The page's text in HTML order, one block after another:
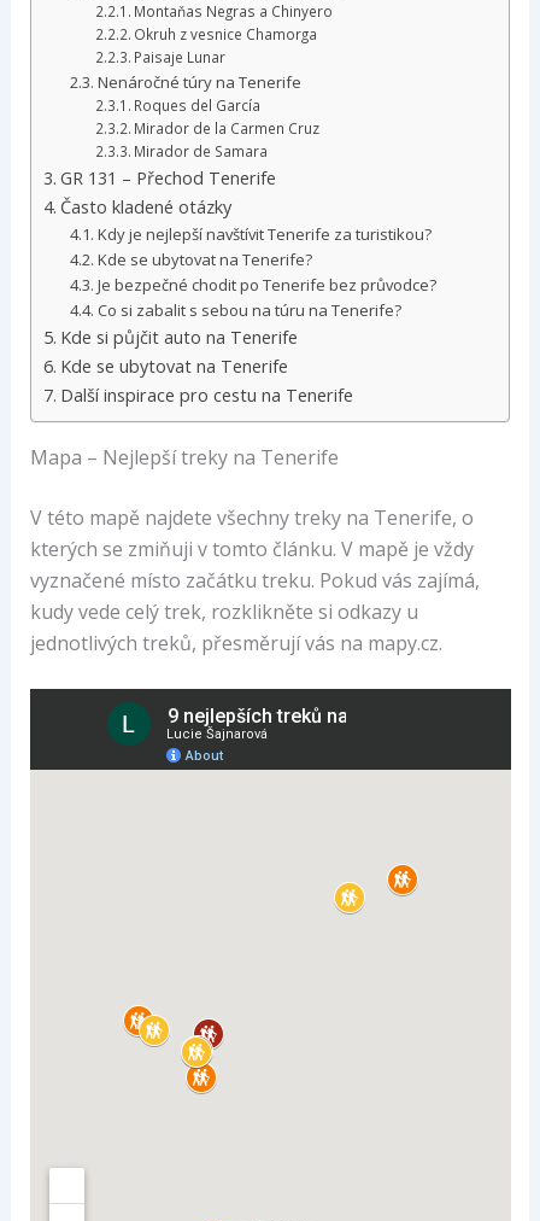
Montaňas Negras a Chinyero
Okruh z vesnice Chamorga
Paisaje Lunar
Nenáročné túry na Tenerife
Roques del García
Mirador de la Carmen Cruz
Mirador de Samara
GR 131 – Přechod Tenerife
Často kladené otázky
Kdy je nejlepší navštívit Tenerife za turistikou?
Kde se ubytovat na Tenerife?
Je bezpečné chodit po Tenerife bez průvodce?
Co si zabalit s sebou na túru na Tenerife?
Kde si půjčit auto na Tenerife
Kde se ubytovat na Tenerife
Další inspirace pro cestu na Tenerife
Mapa – Nejlepší treky na Tenerife
V této mapě najdete všechny treky na Tenerife, o
kterých se zmiňuji v tomto článku. V mapě je vždy
vyznačené místo začátku treku. Pokud vás zajímá,
kudy vede celý trek, rozklikněte si odkazy u
jednotlivých treků, přesměrují vás na mapy.cz.